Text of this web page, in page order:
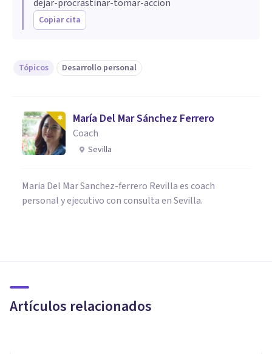
dejar-procrastinar-tomar-accion
Copiar cita
Tópicos Desarrollo personal
María Del Mar Sánchez Ferrero
Coach
Sevilla
Maria Del Mar Sanchez-ferrero Revilla es coach
personal y ejecutivo con consulta en Sevilla.
Artículos relacionados
expansión